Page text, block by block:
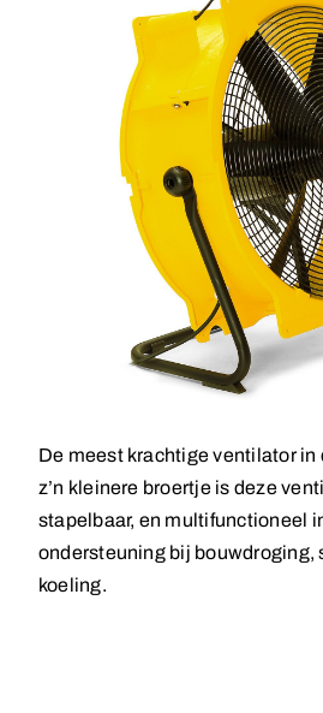
De meest krachtige ventilator in
z’n kleinere broertje is deze
stapelbaar, en multifunctioneel
ondersteuning bij bouwdroging,
koeling.